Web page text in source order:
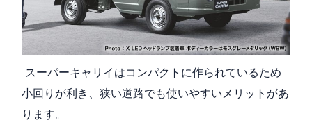
スーパーキャリイはコンパクトに作られているため
小回りが利き、狭い道路でも使いやすいメリットがあ
ります。